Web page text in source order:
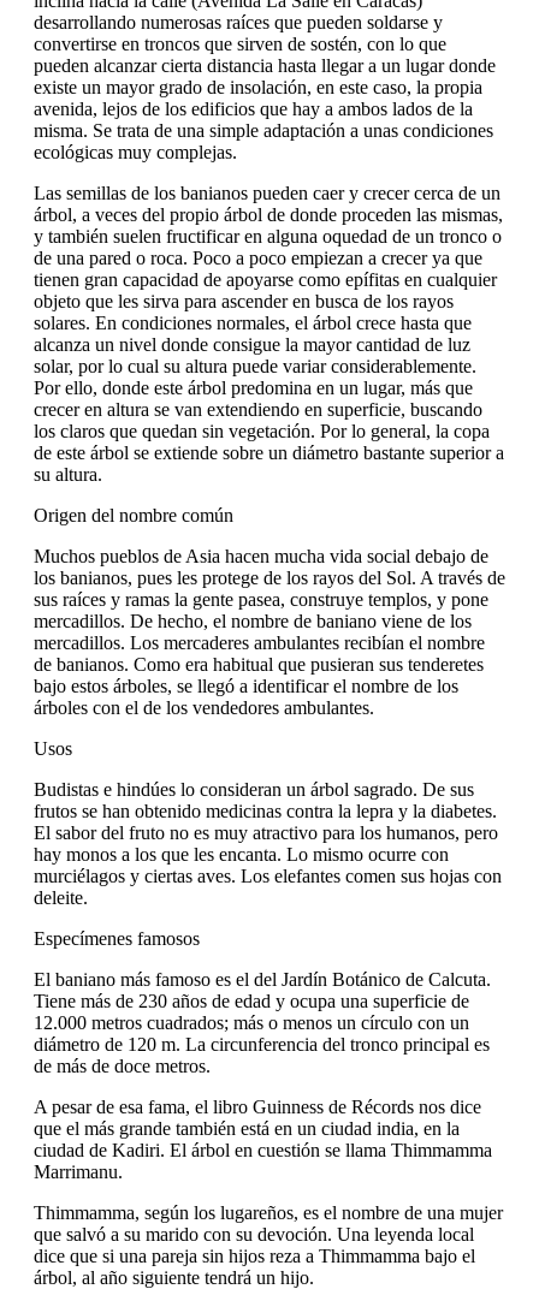
desarrollando numerosas raíces que pueden soldarse y
convertirse en troncos que sirven de sostén, con lo que
pueden alcanzar cierta distancia hasta llegar a un lugar donde
existe un mayor grado de insolación, en este caso, la propia
avenida, lejos de los edificios que hay a ambos lados de la
misma. Se trata de una simple adaptación a unas condiciones
ecológicas muy complejas.
Las semillas de los banianos pueden caer y crecer cerca de un
árbol, a veces del propio árbol de donde proceden las mismas,
y también suelen fructificar en alguna oquedad de un tronco o
de una pared o roca. Poco a poco empiezan a crecer ya que
tienen gran capacidad de apoyarse como epífitas en cualquier
objeto que les sirva para ascender en busca de los rayos
solares. En condiciones normales, el árbol crece hasta que
alcanza un nivel donde consigue la mayor cantidad de luz
solar, por lo cual su altura puede variar considerablemente.
Por ello, donde este árbol predomina en un lugar, más que
crecer en altura se van extendiendo en superficie, buscando
los claros que quedan sin vegetación. Por lo general, la copa
de este árbol se extiende sobre un diámetro bastante superior a
su altura.
Origen del nombre común
Muchos pueblos de Asia hacen mucha vida social debajo de
los banianos, pues les protege de los rayos del Sol. A través de
sus raíces y ramas la gente pasea, construye templos, y pone
mercadillos. De hecho, el nombre de baniano viene de los
mercadillos. Los mercaderes ambulantes recibían el nombre
de banianos. Como era habitual que pusieran sus tenderetes
bajo estos árboles, se llegó a identificar el nombre de los
árboles con el de los vendedores ambulantes.
Usos
Budistas e hindúes lo consideran un árbol sagrado. De sus
frutos se han obtenido medicinas contra la lepra y la diabetes.
El sabor del fruto no es muy atractivo para los humanos, pero
hay monos a los que les encanta. Lo mismo ocurre con
murciélagos y ciertas aves. Los elefantes comen sus hojas con
deleite.
Especímenes famosos
El baniano más famoso es el del Jardín Botánico de Calcuta.
Tiene más de 230 años de edad y ocupa una superficie de
12.000 metros cuadrados; más o menos un círculo con un
diámetro de 120 m. La circunferencia del tronco principal es
de más de doce metros.
A pesar de esa fama, el libro Guinness de Récords nos dice
que el más grande también está en un ciudad india, en la
ciudad de Kadiri. El árbol en cuestión se llama Thimmamma
Marrimanu.
Thimmamma, según los lugareños, es el nombre de una mujer
que salvó a su marido con su devoción. Una leyenda local
dice que si una pareja sin hijos reza a Thimmamma bajo el
árbol, al año siguiente tendrá un hijo.